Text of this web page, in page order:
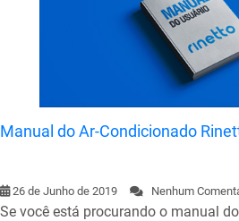
Manual do Ar-Condicionado
26 de Junho de 2019 Nenhum
Se você está procurando o manual